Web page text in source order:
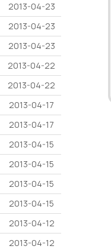
2013-04-23
2013-04-23
2013-04-23
2013-04-22
2013-04-22
2013-04-17
2013-04-17
2013-04-15
2013-04-15
2013-04-15
2013-04-15
2013-04-12
2013-04-12